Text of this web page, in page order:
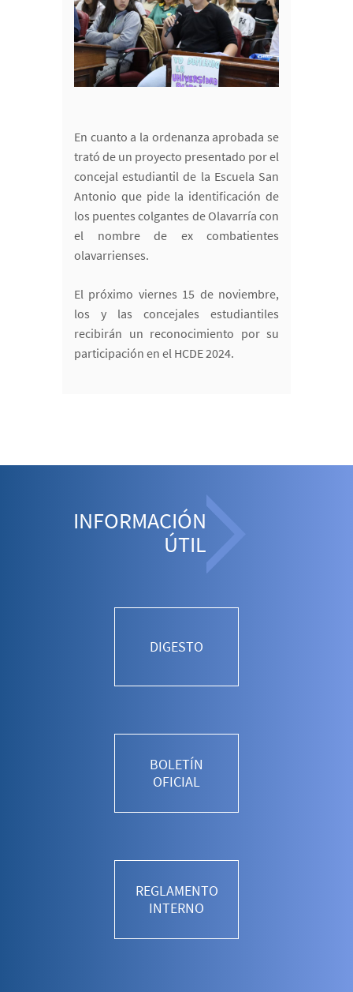
En cuanto a la ordenanza aprobada se
trató de un proyecto presentado por el
concejal estudiantil de la Escuela San
Antonio que pide la identificación de
los puentes colgantes de Olavarría con
el nombre de ex combatientes
olavarrienses.
El próximo viernes 15 de noviembre,
los y las concejales estudiantiles
recibirán un reconocimiento por su
participación en el HCDE 2024.
INFORMACIÓN
ÚTIL
DIGESTO
BOLETÍN
OFICIAL
REGLAMENTO
INTERNO